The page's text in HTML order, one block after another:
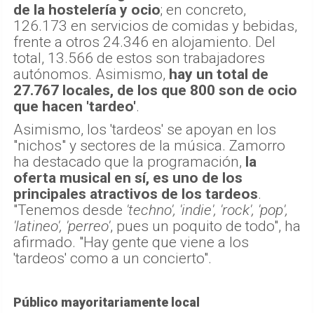
de la hostelería y ocio; en concreto,
126.173 en servicios de comidas y bebidas,
frente a otros 24.346 en alojamiento. Del
total, 13.566 de estos son trabajadores
autónomos. Asimismo, hay un total de
27.767 locales, de los que 800 son de ocio
que hacen 'tardeo'.
Asimismo, los 'tardeos' se apoyan en los
"nichos" y sectores de la música. Zamorro
ha destacado que la programación, la
oferta musical en sí, es uno de los
principales atractivos de los tardeos.
"Tenemos desde 'techno', 'indie', 'rock', 'pop',
'latineo', 'perreo', pues un poquito de todo", ha
afirmado. "Hay gente que viene a los
'tardeos' como a un concierto".
Público mayoritariamente local